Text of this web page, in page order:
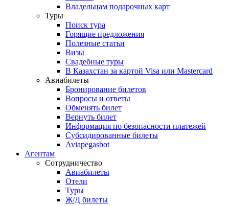
Владельцам подарочных карт
Туры
Поиск тура
Горящие предложения
Полезные статьи
Визы
Свадебные туры
В Казахстан за картой Visa или Masterсard
Авиабилеты
Бронирование билетов
Вопросы и ответы
Обменять билет
Вернуть билет
Информация по безопасности платежей
Субсидированные билеты
Aviapegasbot
Агентам
Сотрудничество
Авиабилеты
Отели
Туры
Ж/Д билеты